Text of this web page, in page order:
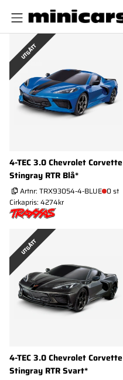
UTGÅTT
4-TEC 3.0 Chevrolet Corvette
Stingray RTR Blå*
Artnr: TRX93054-4-BLUE 0 st
Cirkapris: 4274kr
UTGÅTT
4-TEC 3.0 Chevrolet Corvette
Stingray RTR Svart*